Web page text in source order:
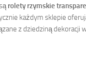
rolety rzymskie
każdym sklepie
z dziedziną dekoracji